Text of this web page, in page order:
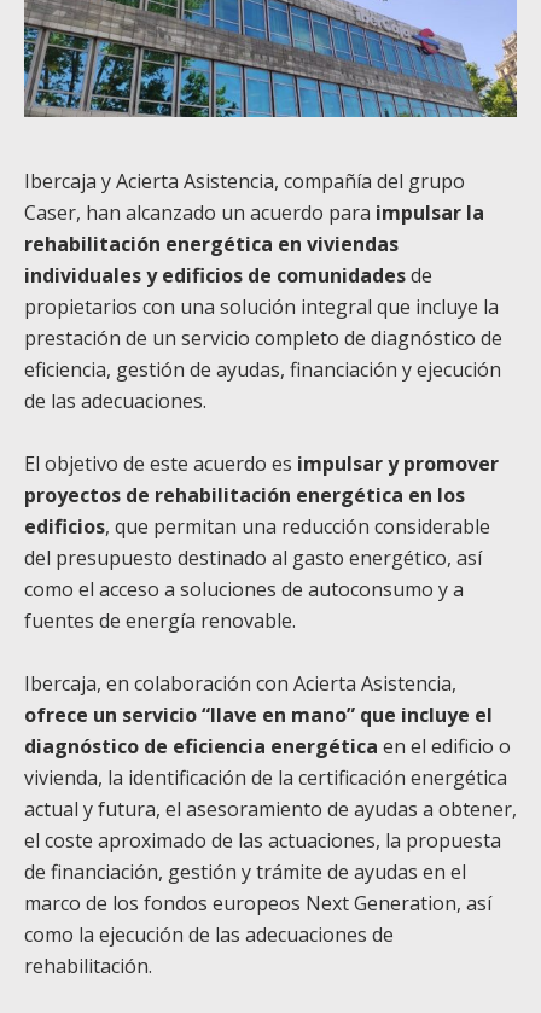
Ibercaja y Acierta Asistencia, compañía del grupo
Caser, han alcanzado un acuerdo para impulsar la
rehabilitación energética en viviendas
individuales y edificios de comunidadesde
propietarios con una solución integral que incluye la
prestación de un servicio completo de diagnóstico de
eficiencia, gestión de ayudas, financiación y ejecución
de las adecuaciones.
El objetivo de este acuerdo es impulsar y promover
proyectos de rehabilitación energética en los
edificios, que permitan una reducción considerable
del presupuesto destinado al gasto energético, así
como el acceso a soluciones de autoconsumo y a
fuentes de energía renovable.
Ibercaja, en colaboración con Acierta Asistencia,
ofrece un servicio “llave en mano” que incluye el
diagnóstico de eficiencia energética en el edificio o
vivienda, la identificación de la certificación energética
actual y futura, el asesoramiento de ayudas a obtener,
el coste aproximado de las actuaciones, la propuesta
de financiación, gestión y trámite de ayudas en el
marco de los fondos europeos Next Generation, así
como la ejecución de las adecuaciones de
rehabilitación.